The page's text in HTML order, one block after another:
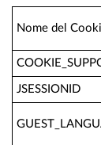
Nome del
JSESSIONID